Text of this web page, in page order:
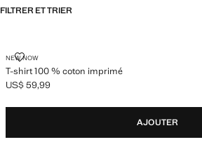
FILTRER ET TRIER
NEW NOW
T-shirt 100 % coton imprimé
T-SHIRT 100 % COTON IMPRIMÉ
Prix actuel [US$ 59,99 ]
US$ 59,99
AJOUTER